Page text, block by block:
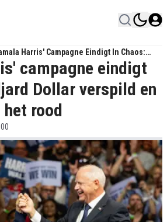
Harris' Campagne Eindigt In Chaos:
Dollar Verspild En 20 Miljoen In Het
campagne eindigt
Dollar verspild en
rood